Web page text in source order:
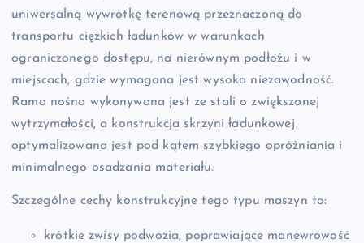
uniwersalną wywrotkę terenową przeznaczoną do
transportu ciężkich ładunków w warunkach
ograniczonego dostępu, na nierównym podłożu i w
miejscach, gdzie wymagana jest wysoka niezawodność.
Rama nośna wykonywana jest ze stali o zwiększonej
wytrzymałości, a konstrukcja skrzyni ładunkowej
optymalizowana jest pod kątem szybkiego opróżniania i
minimalnego osadzania materiału.
Szczególne cechy konstrukcyjne tego typu maszyn to:
krótkie zwisy podwozia, poprawiające manewrowość